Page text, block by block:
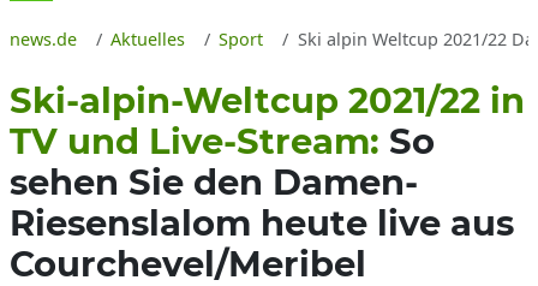
news.de Aktuelles Sport Ski alpin Weltcup 2021/22
Ski-alpin-Weltcup 2021/22 in
TV und Live-Stream: So
sehen Sie den Damen-
Riesenslalom heute live aus
Courchevel/Meribel